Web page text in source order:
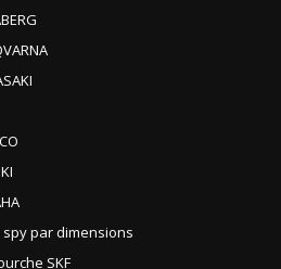
spy par dimensions
SKF